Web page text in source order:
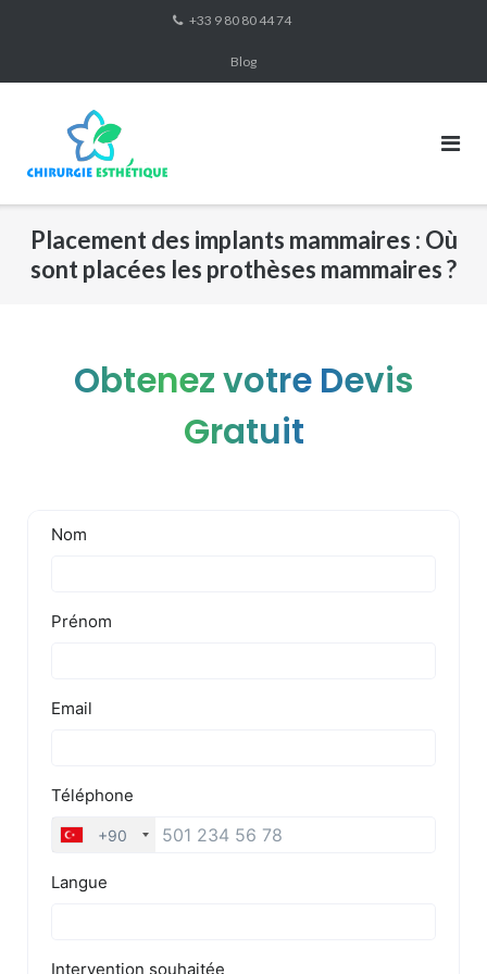
+33 9 80 80 44 74
Blog
Placement des implants mammaires : Où
sont placées les prothèses mammaires ?
Obtenez votre Devis
Gratuit